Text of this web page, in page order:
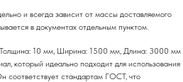
и всегда зависит от массы доставляемого
в документах отдельным пунктом.
10 мм, Ширина: 1500 мм, Длина: 3000 мм
который идеально подходит для использования
соответствует стандартам ГОСТ, что